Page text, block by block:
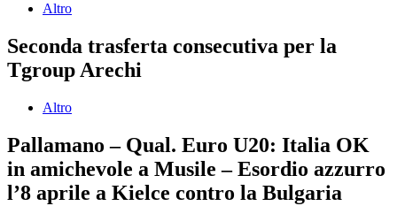
Altro
Seconda trasferta consecutiva per la
Tgroup Arechi
Altro
Pallamano – Qual. Euro U20: Italia OK
in amichevole a Musile – Esordio azzurro
l’8 aprile a Kielce contro la Bulgaria